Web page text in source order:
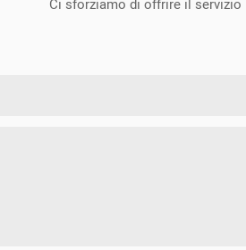
Ci sforziamo di offrire il servizio